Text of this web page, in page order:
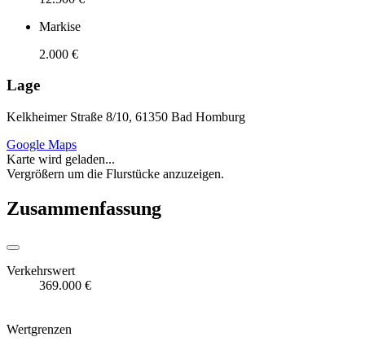
Markise
2.000 €
Lage
Kelkheimer Straße 8/10, 61350 Bad Homburg
Google Maps
Karte wird geladen...
Vergrößern um die Flurstücke anzuzeigen.
Zusammenfassung
Verkehrswert
369.000 €
Wertgrenzen